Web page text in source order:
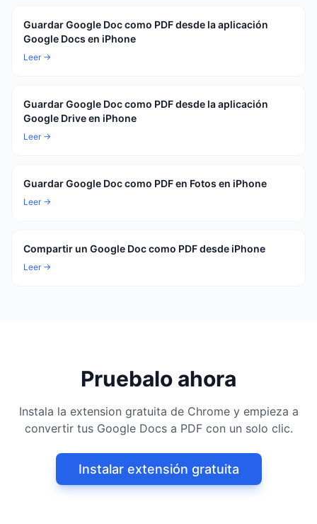
Guardar Google Doc como PDF desde la aplicación
Google Docs en iPhone
Leer →
Guardar Google Doc como PDF desde la aplicación
Google Drive en iPhone
Leer →
Guardar Google Doc como PDF en Fotos en iPhone
Leer →
Compartir un Google Doc como PDF desde iPhone
Leer →
Pruebalo ahora
Instala la extension gratuita de Chrome y empieza a
convertir tus Google Docs a PDF con un solo clic.
Instalar extensión gratuita